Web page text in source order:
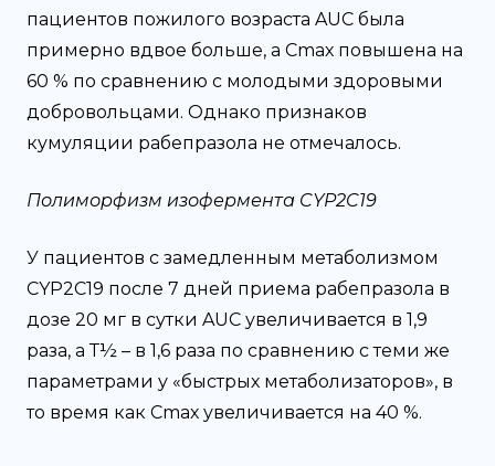
пациентов пожилого возраста AUC была
примерно вдвое больше, а Сmах повышена на
60 % по сравнению с молодыми здоровыми
добровольцами. Однако признаков
кумуляции рабепразола не отмечалось.
Полиморфизм изофермента CYP2C19
У пациентов с замедленным метаболизмом
CYP2C19 после 7 дней приема рабепразола в
дозе 20 мг в сутки AUC увеличивается в 1,9
раза, а Т½ – в 1,6 раза по сравнению с теми же
параметрами у «быстрых метаболизаторов», в
то время как Сmах увеличивается на 40 %.